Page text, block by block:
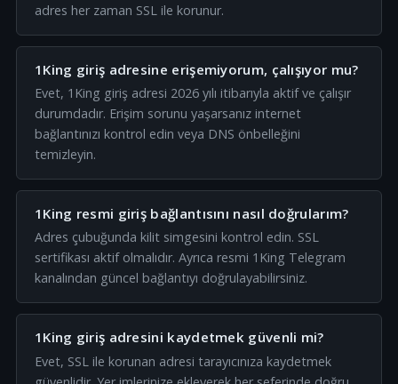
adres her zaman SSL ile korunur.
1King giriş adresine erişemiyorum, çalışıyor mu?
Evet, 1King giriş adresi 2026 yılı itibarıyla aktif ve çalışır
durumdadır. Erişim sorunu yaşarsanız internet
bağlantınızı kontrol edin veya DNS önbelleğini
temizleyin.
1King resmi giriş bağlantısını nasıl doğrularım?
Adres çubuğunda kilit simgesini kontrol edin. SSL
sertifikası aktif olmalıdır. Ayrıca resmi 1King Telegram
kanalından güncel bağlantıyı doğrulayabilirsiniz.
1King giriş adresini kaydetmek güvenli mi?
Evet, SSL ile korunan adresi tarayıcınıza kaydetmek